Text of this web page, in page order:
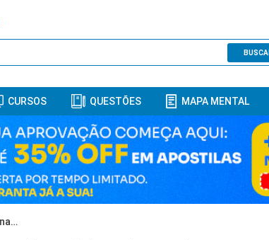
CURSOS QUESTÕES MAPA MENTAL
Apostila Prefeitura de Campinas - SP em PDF - Agente de Fiscalização